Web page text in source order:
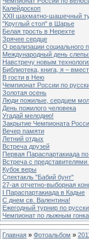
Калейдоскоп
XXII шахматно-шашечный
"Круглый стол" в Шарье
Белая трость в Нерехте
Зрячее сердце
О реализации социального
Международный день
Навстречу новым
Библиотека, книга, я –
В гости в Нею
Чемпионат России по
Золотая осень
Люди пожилые, сердцем
День пожилого человека
Угадай мелодию!
Закрытие Чемпионата
Вечер памяти
Летний отдых
Встреча друзей
Первая Параспартакиада
Встреча с
Кубок веры
Спектакль "Бабий бунт"
27-ая отчетно-выборная
I Параспартакиада в Кадые
С днем св. Валентина!
Ежегодный турнир по
Чемпионат по лыжным
Главная » Фотоальбом »